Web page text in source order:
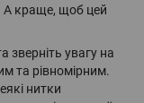
А краще, щоб цей
зверніть увагу на
та рівномірним.
нитки